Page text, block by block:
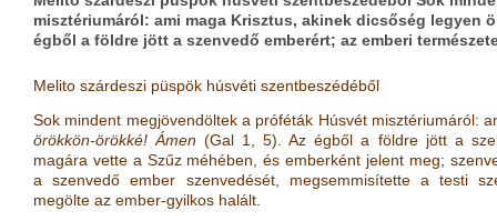
misztériumáról: ami maga Krisztus, akinek dicsőség legyen
égből a földre jött a szenvedő emberért; az emberi
Melito szárdeszi püspök húsvéti szentbeszédéből
Sok mindent megjövendöltek a próféták Húsvét misztériumáról:
örökkön-örökké! Ámen (Gal 1, 5) . Az égből a földre jött a
magára vette a Szűz méhében, és emberként jelent meg;
a szenvedő ember szenvedését, megsemmisítette a testi
megölte az ember-gyilkos halált.